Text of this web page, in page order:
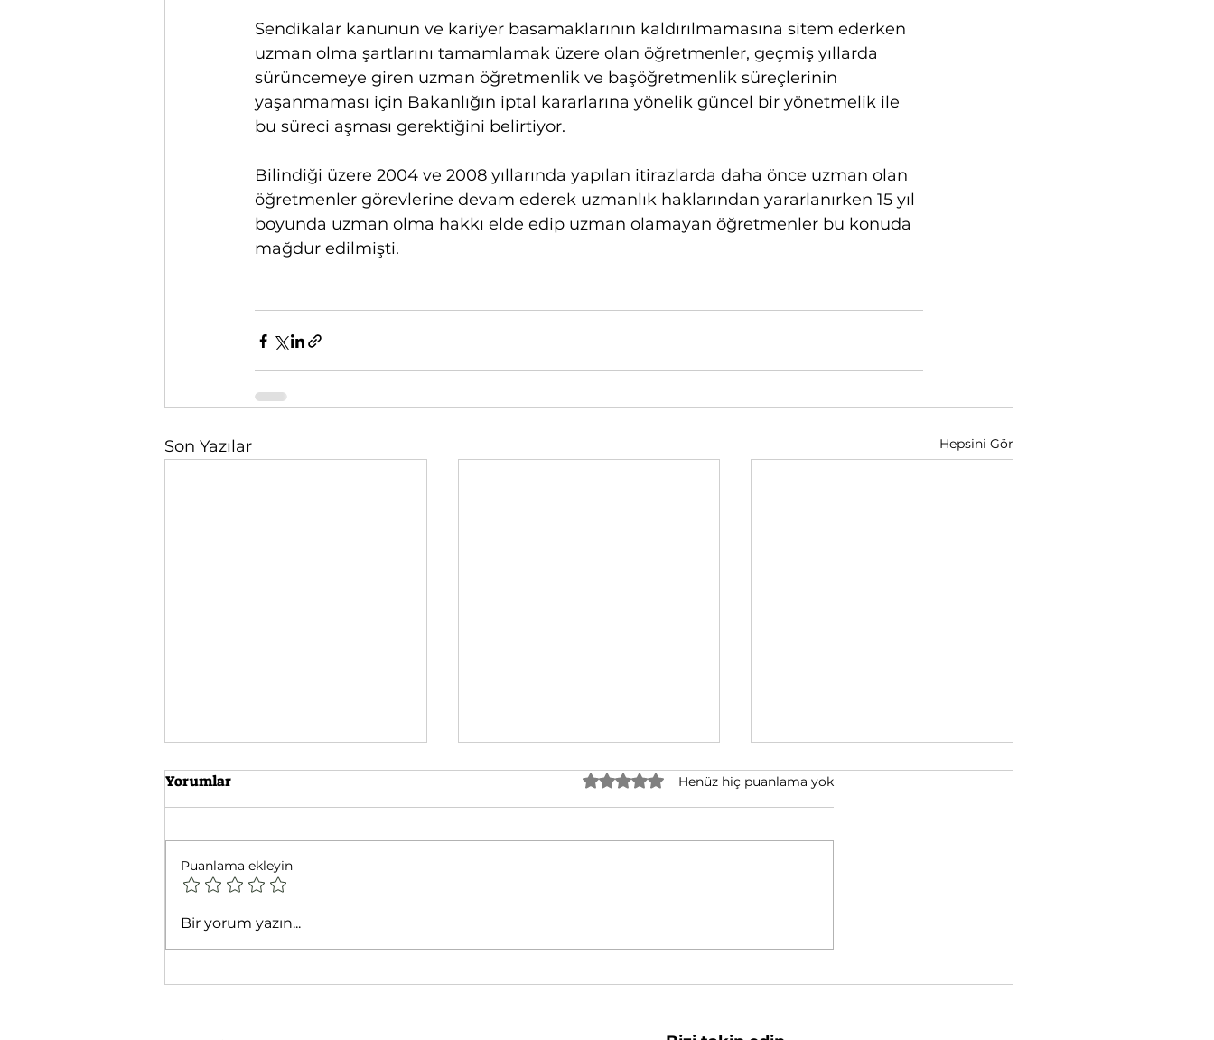
Sendikalar kanunun ve kariyer basamaklarının kaldırılmamasına sitem ederken
uzman olma şartlarını tamamlamak üzere olan öğretmenler, geçmiş yıllarda
sürüncemeye giren uzman öğretmenlik ve başöğretmenlik süreçlerinin
yaşanmaması için Bakanlığın iptal kararlarına yönelik güncel bir yönetmelik ile
bu süreci aşması gerektiğini belirtiyor.
Bilindiği üzere 2004 ve 2008 yıllarında yapılan itirazlarda daha önce uzman olan
öğretmenler görevlerine devam ederek uzmanlık haklarından yararlanırken 15 yıl
boyunda uzman olma hakkı elde edip uzman olamayan öğretmenler bu konuda
mağdur edilmişti.
Son Yazılar Hepsini Gör
ÖNEMLİ - KOMİSYON
HK.
Yorumlar 5 üzerinden 0 yıldızHenüz hiç puanlama yok
Puanlama ekleyin
Bir yorum yazın...